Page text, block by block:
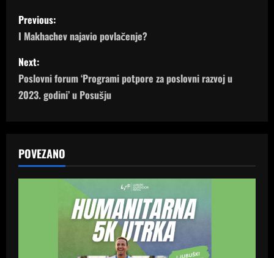
P
o
s
t
a
v
Previous:
I Makhachev najavio povlačenje?
Next:
Poslovni forum ‘Programi potpore za poslovni razvoj u
2023. godini’ u Posušju
POVEZANO